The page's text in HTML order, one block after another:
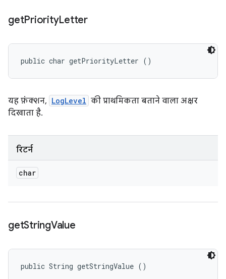
getPriorityLetter
public char getPriorityLetter ()
यह फ़ंक्शन, LogLevel की प्राथमिकता बताने वाला अक्षर
दिखाता है.
रिटर्न
char
getStringValue
public String getStringValue ()